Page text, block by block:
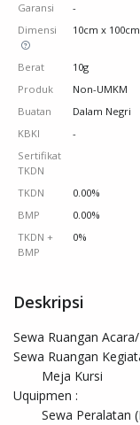
Garansi
-
Dimensi
10cm x
Berat
10g
Produk
Non-UMKM
Buatan
Dalam Negri
KBKI
-
Sertifikat
TKDN
TKDN
0.00%
BMP
0.00%
TKDN +
BMP
0%
Deskripsi
Sewa Ruangan
Sewa Ruangan
Uquipmen :